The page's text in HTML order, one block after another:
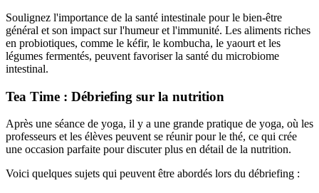
Soulignez l'importance de la santé intestinale pour le bien-être
général et son impact sur l'humeur et l'immunité. Les aliments riches
en probiotiques, comme le kéfir, le kombucha, le yaourt et les
légumes fermentés, peuvent favoriser la santé du microbiome
intestinal.
Tea Time : Débriefing sur la nutrition
Après une séance de yoga, il y a une grande pratique de yoga, où les
professeurs et les élèves peuvent se réunir pour le thé, ce qui crée
une occasion parfaite pour discuter plus en détail de la nutrition.
Voici quelques sujets qui peuvent être abordés lors du débriefing :